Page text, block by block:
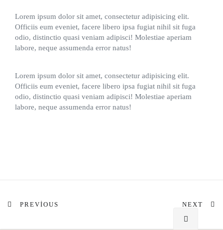
Lorem ipsum dolor sit amet, consectetur adipisicing elit.
Officiis eum eveniet, facere libero ipsa fugiat nihil sit fuga
odio, distinctio quasi veniam adipisci! Molestiae aperiam
labore, neque assumenda error natus!
Lorem ipsum dolor sit amet, consectetur adipisicing elit.
Officiis eum eveniet, facere libero ipsa fugiat nihil sit fuga
odio, distinctio quasi veniam adipisci! Molestiae aperiam
labore, neque assumenda error natus!
PREVIOUS NEXT